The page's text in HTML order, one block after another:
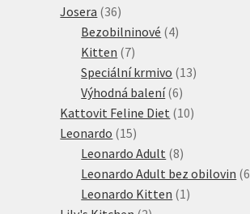
Josera 3636
produktů
Bezobilninové 44
Kitten 77
produktů
Speciální krmivo 1313
Výhodná balení 66
produktů
Kattovit Feline Diet 1010
Leonardo 1515
produktů
Leonardo Adult 88
produktů
Leonardo Adult bez obilovin 6
Leonardo Kitten 1 1